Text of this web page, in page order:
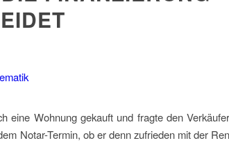
eine Wohnung gekauft und fragte den
Notar-Termin, ob er denn zufrieden mit der